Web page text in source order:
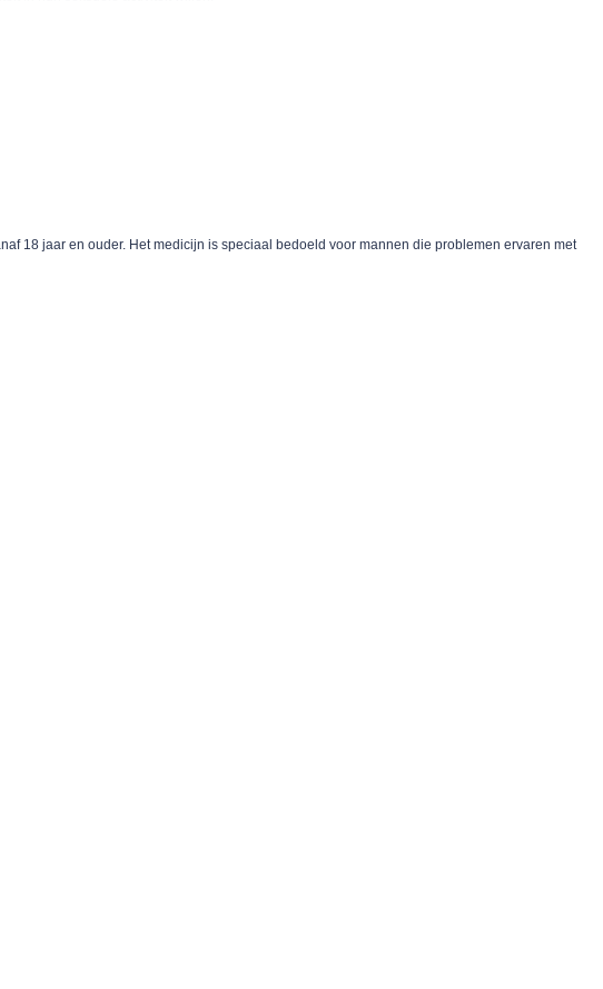
18 jaar en ouder. Het medicijn is speciaal bedoeld voor mannen die problemen ervaren met